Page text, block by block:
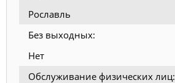
Рославль
Без выходных:
Нет
Обслуживание физических лиц: